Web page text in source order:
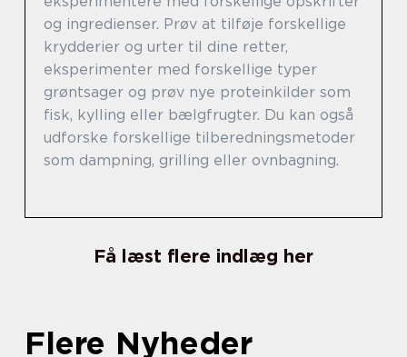
og ingredienser. Prøv at tilføje forskellige
krydderier og urter til dine retter,
eksperimenter med forskellige typer
grøntsager og prøv nye proteinkilder som
fisk, kylling eller bælgfrugter. Du kan også
udforske forskellige tilberedningsmetoder
som dampning, grilling eller ovnbagning.
Få læst flere indlæg her
Flere Nyheder